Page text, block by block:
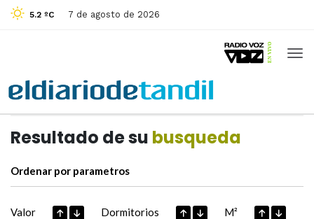
5.2 ºC 7 de agosto de 2026
Resultado de su busqueda
Ordenar por parametros
Valor Dormitorios M²